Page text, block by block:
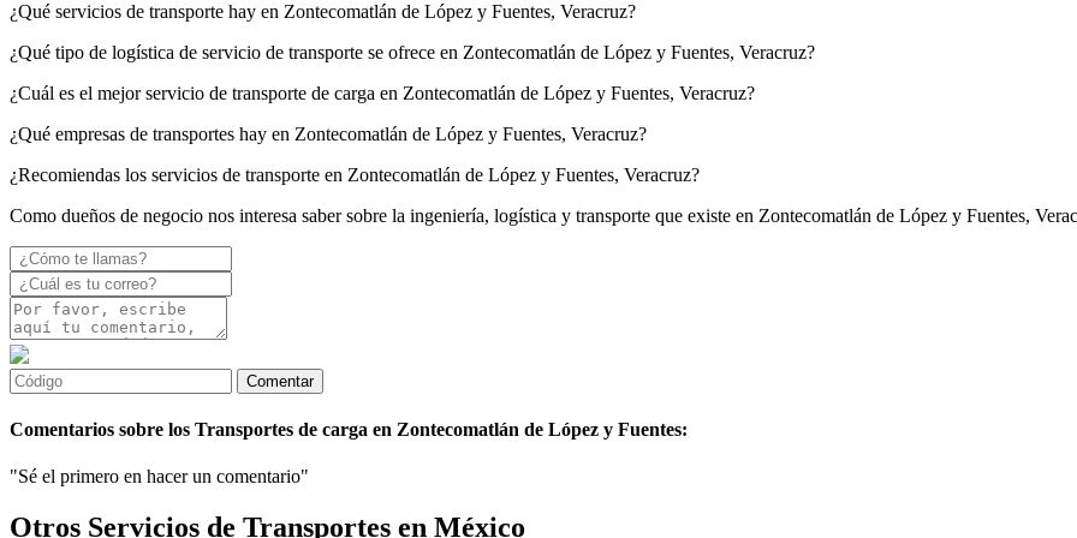
¿Qué servicios de transporte hay en Zontecomatlán de López y Fuentes, Veracruz?
¿Qué tipo de logística de servicio de transporte se ofrece en Zontecomatlán de López y Fuentes, Veracruz?
¿Cuál es el mejor servicio de transporte de carga en Zontecomatlán de López y Fuentes, Veracruz?
¿Qué empresas de transportes hay en Zontecomatlán de López y Fuentes, Veracruz?
¿Recomiendas los servicios de transporte en Zontecomatlán de López y Fuentes, Veracruz?
Como dueños de negocio nos interesa saber sobre la ingeniería, logística y transporte que existe en Zontecomatlán de López y Fuentes,
Comentarios sobre los Transportes de carga en Zontecomatlán de López y Fuentes:
"Sé el primero en hacer un comentario"
Otros Servicios de Transportes en México